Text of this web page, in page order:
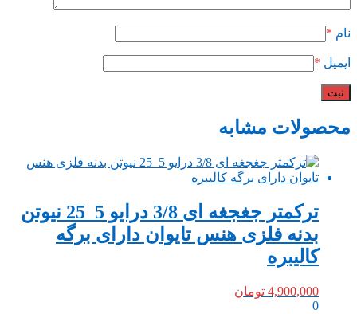
نام *
ایمیل *
محصولات مشابه
ترکمتر جغجغه ای 3/8 درایو 5_25 نیوتن
بدنه فلزی هنس تایوان دارای برگه
کالیبره
4,900,000 تومان
0